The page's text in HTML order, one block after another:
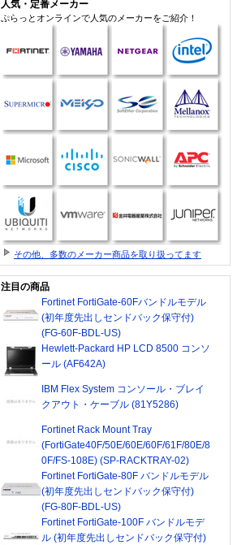
人気・定番メーカー
ぷらっとオンラインで人気のメーカーをご紹介！
その他、多数のメーカー商品を取り扱ってます
注目の商品
Fortinet FortiGate-60Fバンドルモデル
(初年度先出しセンドバック保守付)
(FG-60F-BDL-US)
Hewlett-Packard HP LCD 8500 コンソ
ール (AF642A)
IBM Flex System コンソール・ブレイ
クアウト・ケーブル (81Y5286)
Fortinet Rack Mount Tray
(FortiGate40F/50E/60E/60F/61F/80E/8
0F/FS-108E) (SP-RACKTRAY-02)
Fortinet FortiGate-80F バンドルモデル
(初年度先出しセンドバック保守付)
(FG-80F-BDL-US)
Fortinet FortiGate-100F バンドルモデ
ル (初年度先出しセンドバック保守付)